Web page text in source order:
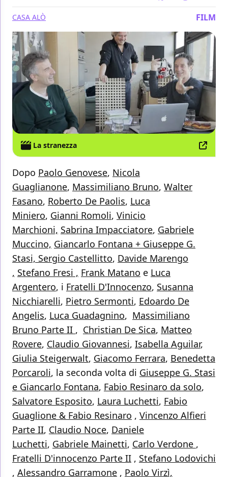
CASA ALÒ FILM
La stranezza
Dopo Paolo Genovese, Nicola
Guaglianone, Massimiliano Bruno, Walter
Fasano, Roberto De Paolis, Luca
Miniero, Gianni Romoli, Vinicio
Marchioni, Sabrina Impacciatore, Gabriele
Muccino, Giancarlo Fontana + Giuseppe G.
Stasi, Sergio Castellitto, Davide Marengo
, Stefano Fresi , Frank Matano e Luca
Argentero, i Fratelli D'Innocenzo, Susanna
Nicchiarelli, Pietro Sermonti, Edoardo De
Angelis, Luca Guadagnino, Massimiliano
Bruno Parte II , Christian De Sica, Matteo
Rovere, Claudio Giovannesi, Isabella Aguilar,
Giulia Steigerwalt, Giacomo Ferrara, Benedetta
Porcaroli, la seconda volta di Giuseppe G. Stasi
e Giancarlo Fontana, Fabio Resinaro da solo,
Salvatore Esposito, Laura Luchetti, Fabio
Guaglione & Fabio Resinaro , Vincenzo Alfieri
Parte II, Claudio Noce, Daniele
Luchetti, Gabriele Mainetti, Carlo Verdone ,
Fratelli D'innocenzo Parte II , Stefano Lodovichi
, Alessandro Garramone , Paolo Virzì,